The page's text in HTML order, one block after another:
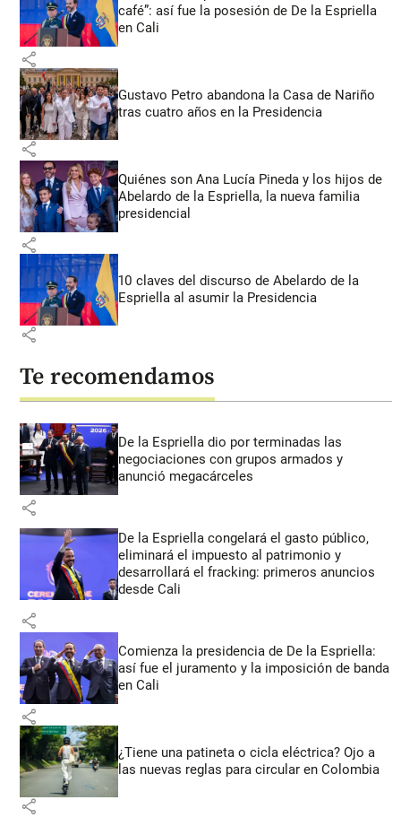
café”: así fue la posesión de De la Espriella
en Cali
share
Gustavo Petro abandona la Casa de Nariño
tras cuatro años en la Presidencia
share
Quiénes son Ana Lucía Pineda y los hijos de
Abelardo de la Espriella, la nueva familia
presidencial
share
10 claves del discurso de Abelardo de la
Espriella al asumir la Presidencia
share
Te recomendamos
De la Espriella dio por terminadas las
negociaciones con grupos armados y
anunció megacárceles
share
De la Espriella congelará el gasto público,
eliminará el impuesto al patrimonio y
desarrollará el fracking: primeros anuncios
desde Cali
share
Comienza la presidencia de De la Espriella:
así fue el juramento y la imposición de banda
en Cali
share
¿Tiene una patineta o cicla eléctrica? Ojo a
las nuevas reglas para circular en Colombia
share